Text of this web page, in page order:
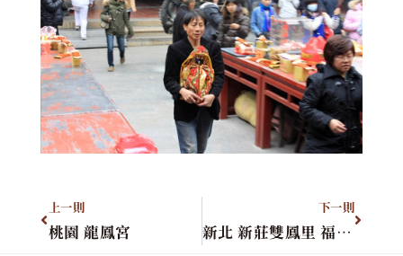
上一則
桃園 龍鳳宮
下一則
新北 新莊雙鳳里 福正宮